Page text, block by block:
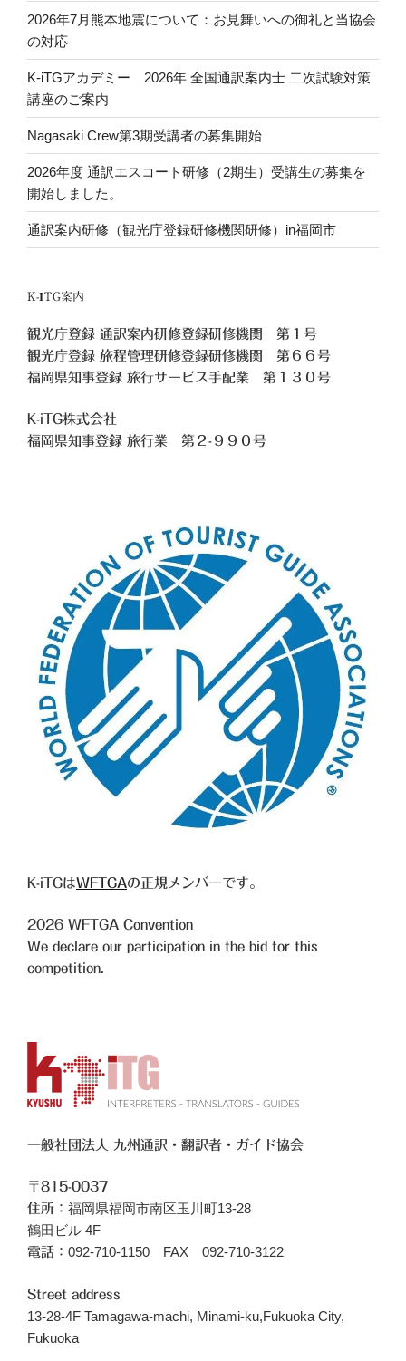
2026年7月熊本地震について：お見舞いへの御礼と当協会
の対応
K-iTGアカデミー 2026年 全国通訳案内士 二次試験対策
講座のご案内
Nagasaki Crew第3期受講者の募集開始
2026年度 通訳エスコート研修（2期生）受講生の募集を
開始しました。
通訳案内研修（観光庁登録研修機関研修）in福岡市
K-ITG案内
観光庁登録 通訳案内研修登録研修機関 第１号
観光庁登録 旅程管理研修登録研修機関 第６６号
福岡県知事登録 旅行サービス手配業 第１３０号
K-iTG株式会社
福岡県知事登録 旅行業 第２-９９０号
K-iTGはWFTGAの正規メンバーです。
2026 WFTGA Convention
We declare our participation in the bid for this
competition.
一般社団法人 九州通訳・翻訳者・ガイド協会
〒815-0037
住所： 福岡県福岡市南区玉川町13-28
鶴田ビル 4F
電話： 092-710-1150 FAX 092-710-3122
Street address
13-28-4F Tamagawa-machi, Minami-ku,Fukuoka City,
Fukuoka